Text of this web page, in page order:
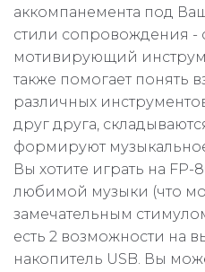
аккомпанемента под
стили сопровождения -
мотивирующий
также помогает понять
различных
друг друга,
формируют
Вы хотите играть на
любимой музыки (что
замечательным
есть 2 возможности на
накопитель USB. Вы